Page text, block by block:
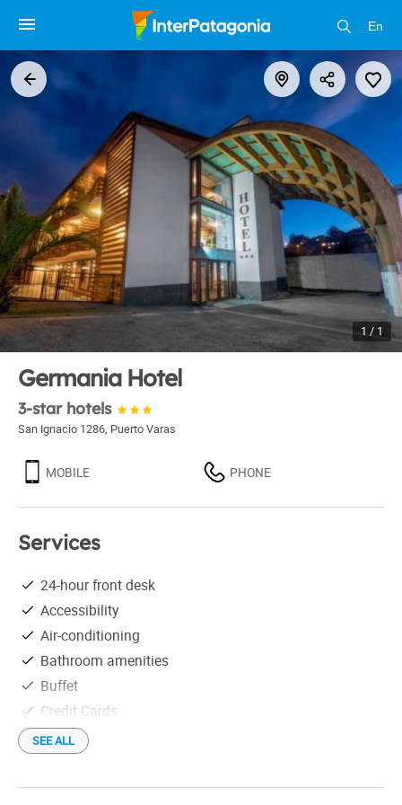
En
1 / 1
Germania Hotel
3-star hotels
San Ignacio 1286, Puerto Varas
MOBILE PHONE
Services
24-hour front desk
Accessibility
Air-conditioning
Bathroom amenities
Buffet
Credit Cards
Elevator
Fireplace
Free parking
SEE ALL